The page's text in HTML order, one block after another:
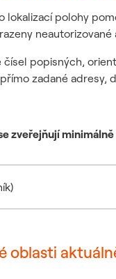
lokalizací polohy
popisných,
zadané adresy,
zveřejňují
oblasti